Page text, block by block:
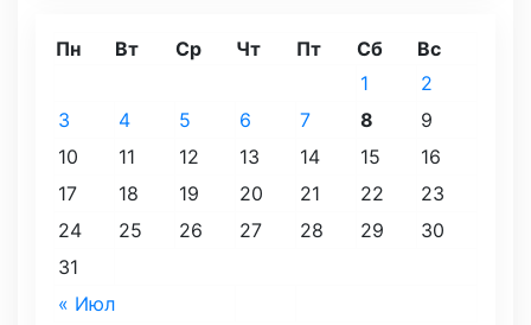
Пн Вт Ср Чт Пт Сб Вс
« Июл
1
2
3
4 5 6 7 8
9
10
11 12 13 14 15
16
17
18 19 20 21 22
23
24
25 26 27 28 29
30
31